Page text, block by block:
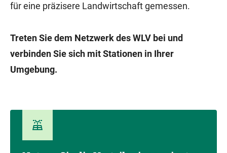
für eine präzisere Landwirtschaft gemessen.
Treten Sie dem Netzwerk des WLV bei und
verbinden Sie sich mit Stationen in Ihrer
Umgebung.